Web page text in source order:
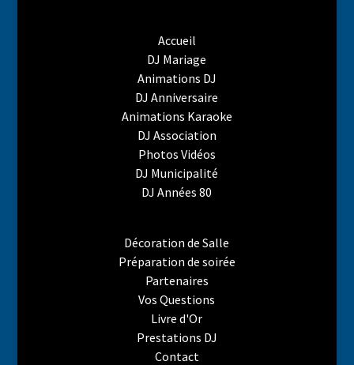
Accueil
DJ Mariage
Animations DJ
DJ Anniversaire
Animations Karaoke
DJ Association
Photos Vidéos
DJ Municipalité
DJ Années 80
Décoration de Salle
Préparation de soirée
Partenaires
Vos Questions
Livre d'Or
Prestations DJ
Contact